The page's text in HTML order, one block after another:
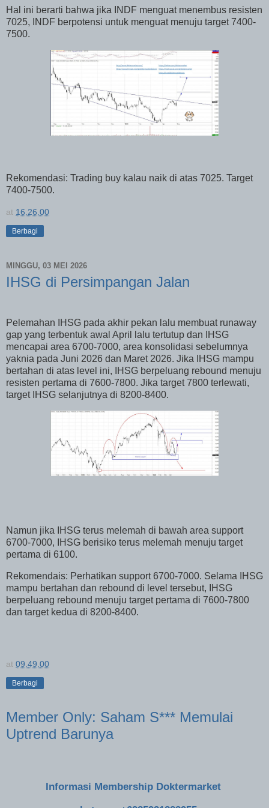
Hal ini berarti bahwa jika INDF menguat menembus resisten
7025, INDF berpotensi untuk menguat menuju target 7400-
7500.
Rekomendasi: Trading buy kalau naik di atas 7025. Target
7400-7500.
at 16.26.00
Berbagi
MINGGU, 03 MEI 2026
IHSG di Persimpangan Jalan
Pelemahan IHSG pada akhir pekan lalu membuat runaway
gap yang terbentuk awal April lalu tertutup dan IHSG
mencapai area 6700-7000, area konsolidasi sebelumnya
yaknia pada Juni 2026 dan Maret 2026. Jika IHSG mampu
bertahan di atas level ini, IHSG berpeluang rebound menuju
resisten pertama di 7600-7800. Jika target 7800 terlewati,
target IHSG selanjutnya di 8200-8400.
Namun jika IHSG terus melemah di bawah area support
6700-7000, IHSG berisiko terus melemah menuju target
pertama di 6100.
Rekomendais: Perhatikan support 6700-7000. Selama IHSG
mampu bertahan dan rebound di level tersebut, IHSG
berpeluang rebound menuju target pertama di 7600-7800
dan target kedua di 8200-8400.
at 09.49.00
Berbagi
Member Only: Saham S*** Memulai
Uptrend Barunya
Informasi Membership Doktermarket